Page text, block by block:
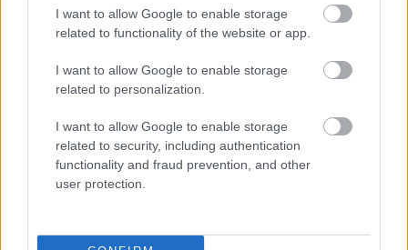
I want to allow Google to enable storage
related to functionality of the website or app.
I want to allow Google to enable storage
related to personalization.
I want to allow Google to enable storage
related to security, including authentication
functionality and fraud prevention, and other
user protection.
Végül, de semmiképpen nem utolsósorbanérdemes
elolvasni ezt a szájbarágó szintű útmutatót,
amely a legfontosabb helyszíneken - Google,
PayPal, Yahoo, Twitter, Facebook, stb. és persze
az Apple ID is - menüpontonként és
egérkattintásonként kirészletezve mutatja meg,
hogyan kapcsolhatjuk be a kétfaktoros
gálánsan elkészítették nekünk, talán érdemes is